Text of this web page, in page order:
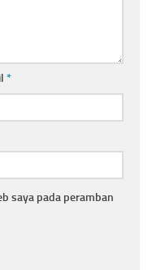
*
saya pada peramban